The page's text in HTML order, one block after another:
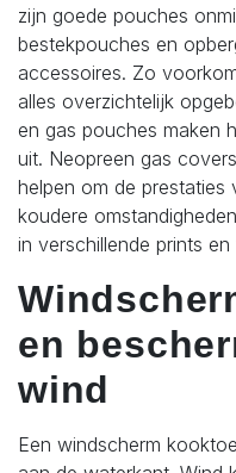
zijn goede pouches
bestekpouches en
accessoires. Zo
alles overzichtelijk
en gas pouches maken
uit. Neopreen gas
helpen om de prestaties
koudere
in verschillende prints
en
wind
Een windscherm